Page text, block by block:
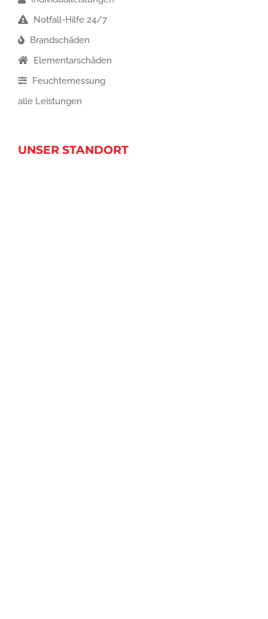
Notfall-Hilfe 24/7
Brandschäden
Elementarschäden
Feuchtemessung
alle Leistungen
UNSER STANDORT